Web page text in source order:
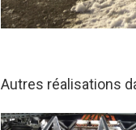
Autres réalisations